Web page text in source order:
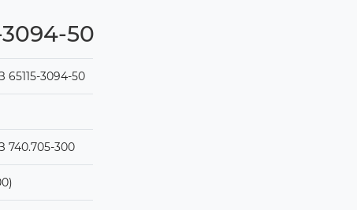
50
65115-3094-50
740.705-300